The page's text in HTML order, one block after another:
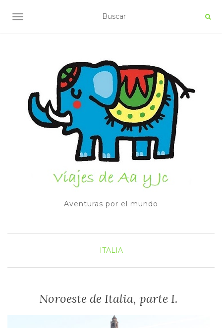
ALTERNAR NAVEGACIÓN
Aventuras por el mundo
ITALIA
Noroeste de Italia, parte I.